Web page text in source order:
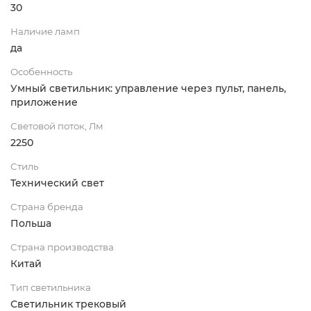
30
Наличие ламп
да
Особенность
Умный светильник: управление через пульт, панель,
приложение
Световой поток, Лм
2250
Стиль
Технический свет
Страна бренда
Польша
Страна производства
Китай
Тип светильника
Светильник трековый